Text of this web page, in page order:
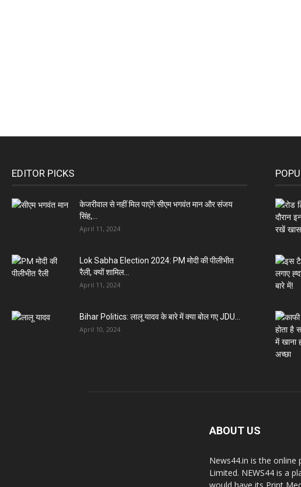
EDITOR PICKS
केजरीवाल से नहीं मिल पाएंगे सीएम भगवंत मान और संजय
सिंह,...
April 11, 2024
Lok Sabha Election 2024: PM मोदी की पीलीभीत
रैली, क्यों शामिल...
April 11, 2024
Bihar Politics: लालू यादव के बारे में क्या बोल गए JDU...
April 10, 2024
ABOUT US
News44.in is the online
Limited. NEWS44 is a